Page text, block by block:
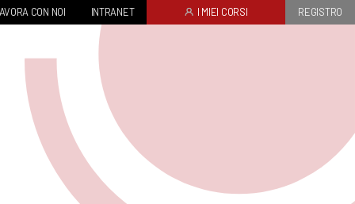
CON NOI INTRANET I MIEI CORSI REGISTRO